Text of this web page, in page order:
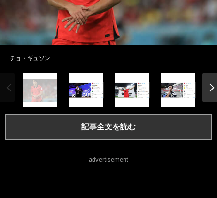
チョ・ギュソン
記事全文を読む
advertisement